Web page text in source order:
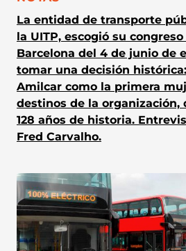
La entidad de transporte
la UITP, escogió su
Barcelona del 4 de junio de
tomar una decisión
Amilcar como la primera
destinos de la organización,
128 años de historia.
Fred Carvalho.